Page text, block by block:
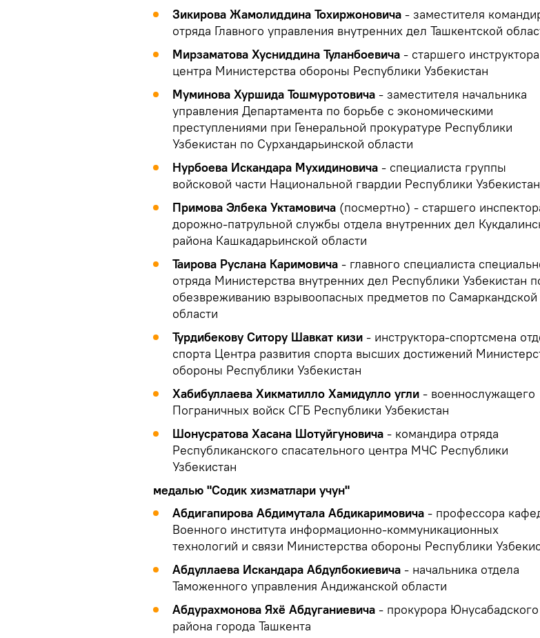
Зикирова Жамолиддина Тохиржоновича - заместителя
отряда Главного управления внутренних дел Ташкентской
Мирзаматова Хусниддина Туланбоевича - старшего инструктора
центра Министерства обороны Республики Узбекистан
Муминова Хуршида Тошмуротовича - заместителя начальника
управления Департамента по борьбе с экономическими
преступлениями при Генеральной прокуратуре Республики
Узбекистан по Сурхандарьинской области
Нурбоева Искандара Мухидиновича - специалиста группы
войсковой части Национальной гвардии Республики Узбекистан
Примова Элбека Уктамовича (посмертно) - старшего
дорожно-патрульной службы отдела внутренних дел
района Кашкадарьинской области
Таирова Руслана Каримовича - главного специалиста
отряда Министерства внутренних дел Республики Узбекистан
обезвреживанию взрывоопасных предметов по Самаркандской
области
Турдибекову Ситору Шавкат кизи - инструктора-спортсмена
спорта Центра развития спорта высших достижений
обороны Республики Узбекистан
Хабибуллаева Хикматилло Хамидулло угли - военнослужащего
Пограничных войск СГБ Республики Узбекистан
Шонусратова Хасана Шотуйгуновича - командира отряда
Республиканского спасательного центра МЧС Республики
Узбекистан
медалью "Содик хизматлари учун"
Абдигапирова Абдимутала Абдикаримовича - профессора
Военного института информационно-коммуникационных
технологий и связи Министерства обороны Республики
Абдуллаева Искандара Абдулбокиевича - начальника отдела
Таможенного управления Андижанской области
Абдурахмонова Яхё Абдуганиевича - прокурора Юнусабадского
района города Ташкента